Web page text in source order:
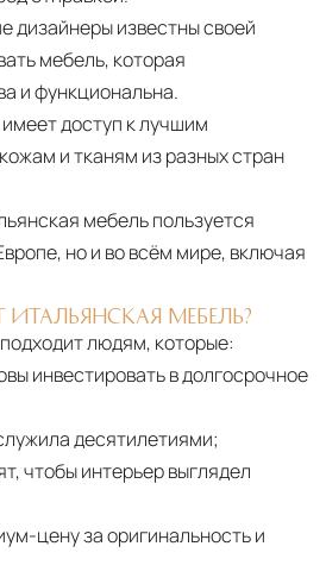
дизайнеры известны своей
мебель, которая
и функциональна.
доступ к лучшим
и тканям из разных стран
мебель пользуется
но и во всём мире, включая
МЕБЕЛЬ?
людям, которые:
инвестировать в долгосрочное
десятилетиями;
чтобы интерьер выглядел
цену за оригинальность и